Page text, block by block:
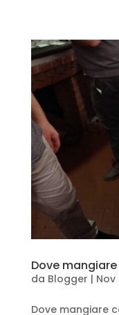
Dove
da Blogger | Nov
Dove mangiare